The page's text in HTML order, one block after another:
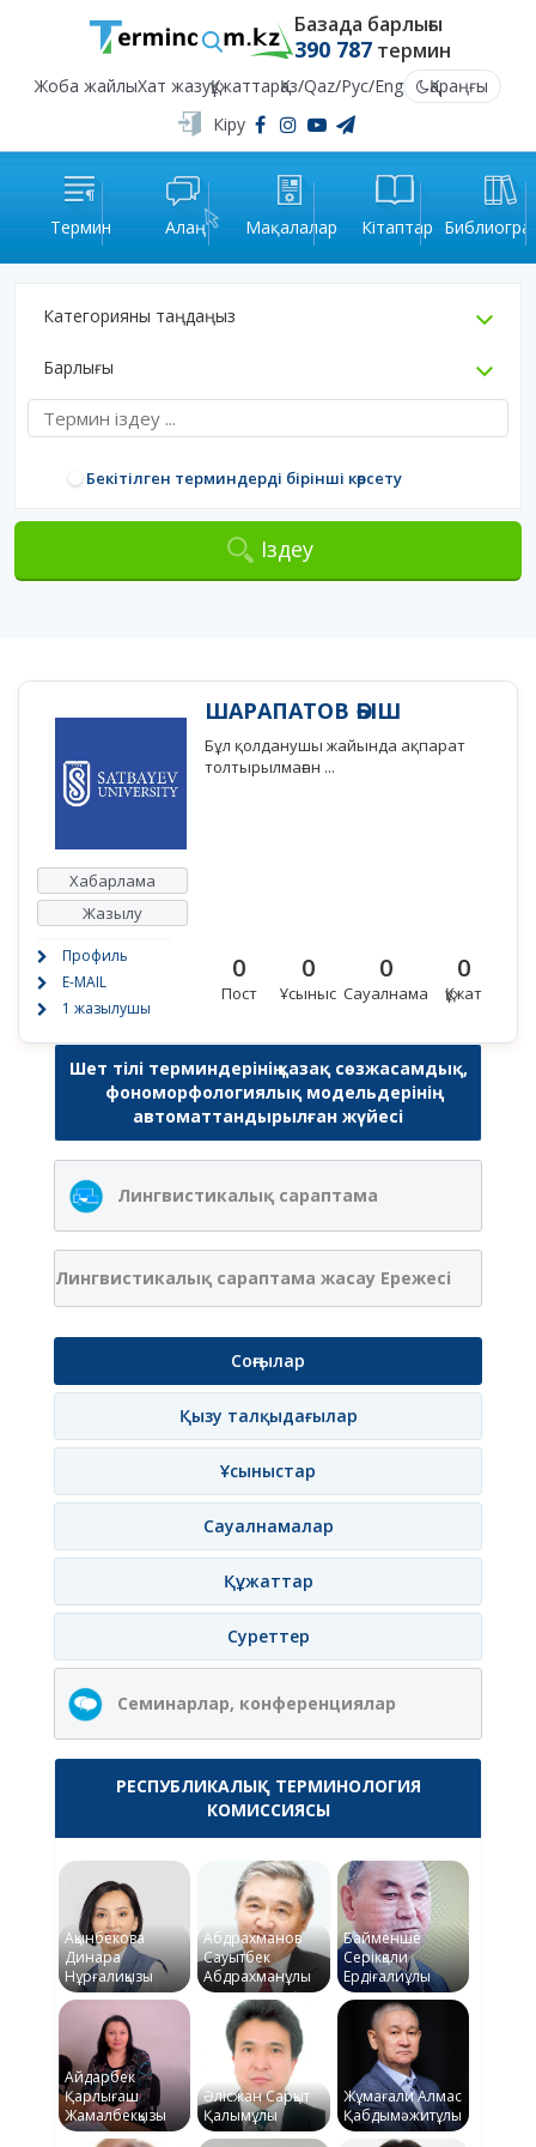
Базада барлығы
390 787термин
Жоба жайлыХат жазуҚұжаттарҚаз/Qaz/Рус/Eng
Қараңғы
Кіру
Термин Алаң Мақалалар Кітаптар
Категорияны таңдаңыз
Барлығы
Бекітілген терминдерді бірінші көрсету
Іздеу
Хабарлама
Жазылу
Профиль
E-MAIL
1 жазылушы
ШАРАПАТОВ ӘБІШ
Бұл қолданушы жайында ақпарат
толтырылмаған ...
0
Пост
0
Ұсыныс
0
Сауалнама
0
Құжат
Шет тілі терминдерінің қазақ сөзжасамдық,
фономорфологиялық модельдерінің
автоматтандырылған жүйесі
Лингвистикалық сараптама
Лингвистикалық сараптама жасау Ережесі
Соңғылар
Қызу талқыдағылар
Ұсыныстар
Сауалнамалар
Құжаттар
Суреттер
Семинарлар, конференциялар
РЕСПУБЛИКАЛЫҚ ТЕРМИНОЛОГИЯ
КОМИССИЯСЫ
Ақынбекова
Динара
Нұрғалиқызы
Абдрахманов
Сауытбек
Абдрахманұлы
Байменше
Серікқали
Ердіғалиұлы
Айдарбек
Қарлығаш
Жамалбекқызы
Әлісжан Сарқыт
Қалымұлы
Жұмағали Алмас
Қабдымәжитұлы